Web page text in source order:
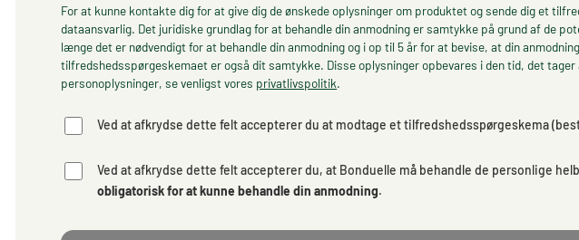
For at kunne kontakte dig for at give dig de ønskede oplysninger om produktet og sende dig et
dataansvarlig. Det juridiske grundlag for at behandle din anmodning er samtykke på grund af de
længe det er nødvendigt for at behandle din anmodning og i op til 5 år for at bevise, at din
tilfredshedsspørgeskemaet er også dit samtykke. Disse oplysninger opbevares i den tid, det
personoplysninger, se venligst vores privatlivspolitik.
Ved at afkrydse dette felt accepterer du at modtage et tilfredshedsspørgeskema
Ved at afkrydse dette felt accepterer du, at Bonduelle må behandle de personlige
obligatorisk for at kunne behandle din anmodning.